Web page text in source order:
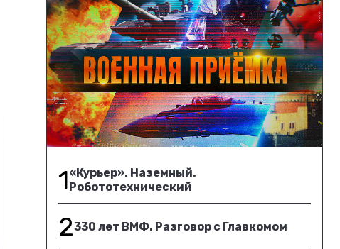
1«Курьер». Наземный.
Робототехнический
2330 лет ВМФ. Разговор с Главкомом